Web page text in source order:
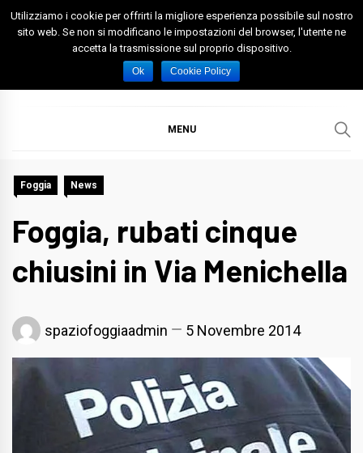
Skip
Spazio Foggia
Foggia News Calcio Eventi e Attività nella Capitanata
MENU
Foggia News
Foggia, rubati cinque
chiusini in Via Menichella
spaziofoggiaadmin 5 Novembre 2014
Utilizziamo i cookie per offrirti la migliore esperienza possibile sul nostro
sito web. Se non si modificano le impostazioni del browser, l'utente ne
accetta la trasmissione sul proprio dispositivo.
Ok Cookie Policy